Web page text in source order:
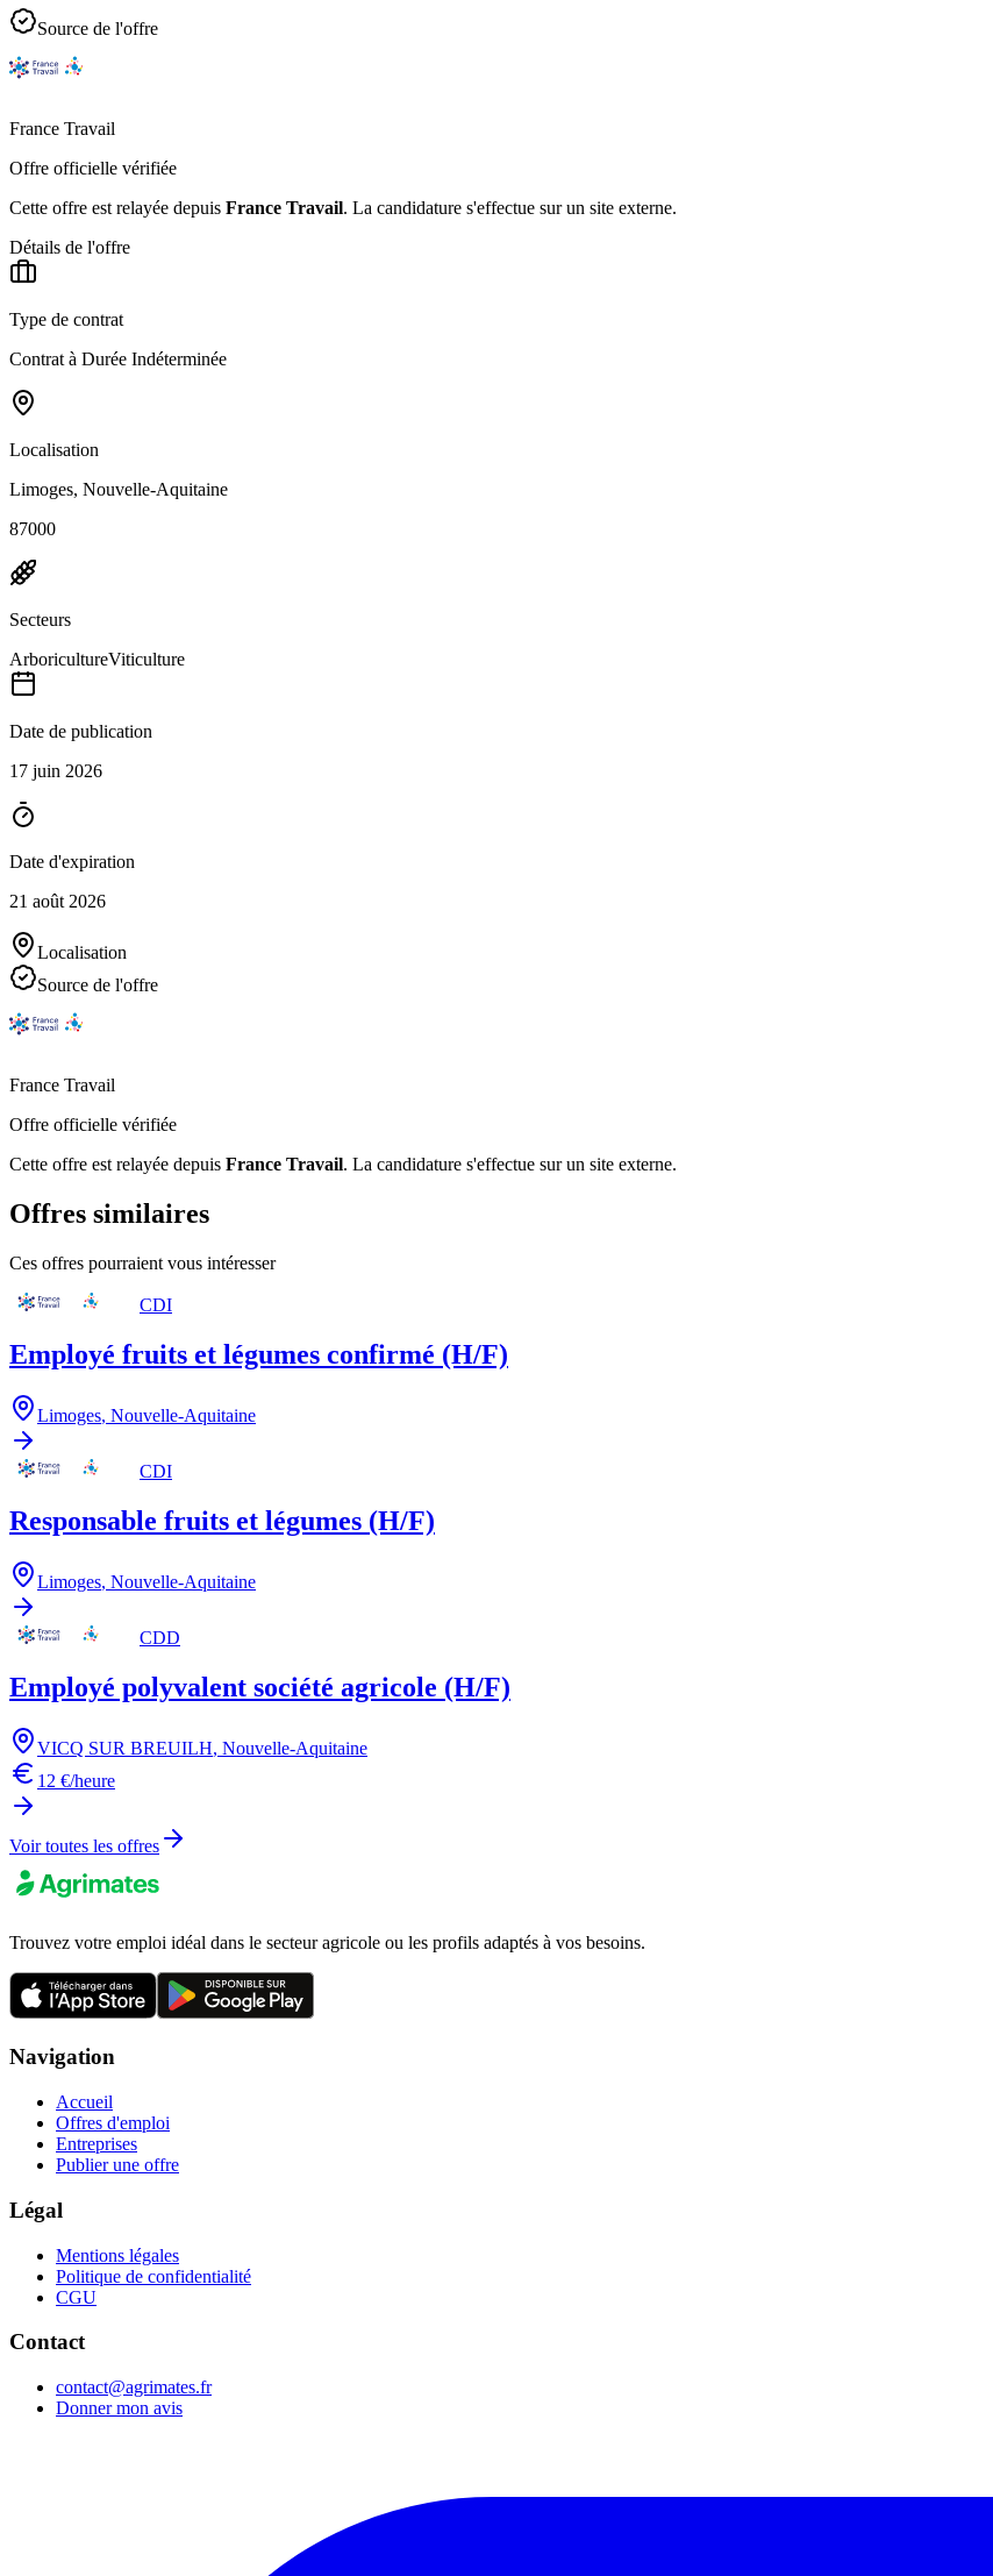
Source de l'offre
France Travail
Offre officielle vérifiée
Cette offre est relayée depuis France Travail. La candidature s'effectue sur un site externe.
Détails de l'offre
Type de contrat
Contrat à Durée Indéterminée
Localisation
Limoges, Nouvelle-Aquitaine
87000
Secteurs
ArboricultureViticulture
Date de publication
17 juin 2026
Date d'expiration
21 août 2026
Localisation
Source de l'offre
France Travail
Offre officielle vérifiée
Cette offre est relayée depuis France Travail. La candidature s'effectue sur un site externe.
Offres similaires
Ces offres pourraient vous intéresser
CDI
Employé fruits et légumes confirmé (H/F)
Limoges, Nouvelle-Aquitaine
CDI
Responsable fruits et légumes (H/F)
Limoges, Nouvelle-Aquitaine
CDD
Employé polyvalent société agricole (H/F)
VICQ SUR BREUILH, Nouvelle-Aquitaine
12 €/heure
Voir toutes les offres
Trouvez votre emploi idéal dans le secteur agricole ou les profils adaptés à vos besoins.
Navigation
Accueil
Offres d'emploi
Entreprises
Publier une offre
Légal
Mentions légales
Politique de confidentialité
CGU
Contact
contact@agrimates.fr
Donner mon avis